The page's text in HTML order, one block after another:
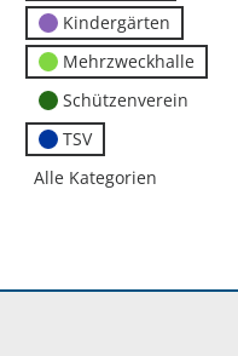
Kindergärten
Mehrzweckhalle
Schützenverein
TSV
Alle Kategorien